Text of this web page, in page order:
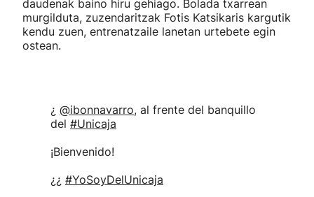
daudenak baino hiru gehiago. Bolada txarrean
murgilduta, zuzendaritzak Fotis Katsikaris kargutik
kendu zuen, entrenatzaile lanetan urtebete egin
ostean.
¿ @ibonnavarro, al frente del banquillo
del #Unicaja
¡Bienvenido!
¿¿ #YoSoyDelUnicaja